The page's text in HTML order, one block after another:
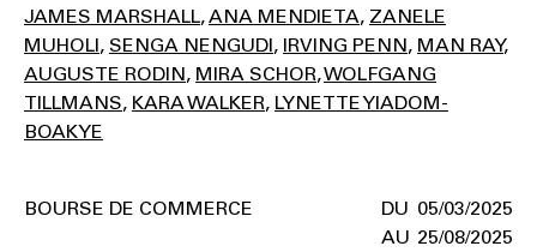
JAMES MARSHALL ANA MENDIETA ZANELE
MUHOLI SENGA NENGUDI IRVING PENN MAN RAY
AUGUSTE RODIN MIRA SCHOR WOLFGANG
TILLMANS KARA WALKER LYNETTE YIADOM-
BOAKYE
05/03/2025
25/08/2025
BOURSE DE COMMERCE